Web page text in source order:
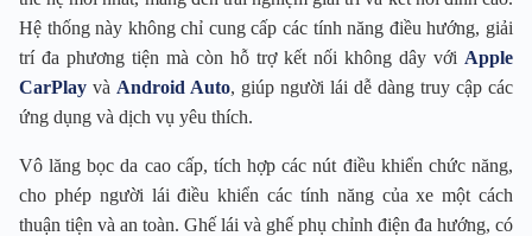
Hệ thống này không chỉ cung cấp các tính năng điều hướng, giải
trí đa phương tiện mà còn hỗ trợ kết nối không dây với Apple
CarPlay và Android Auto, giúp người lái dễ dàng truy cập các
ứng dụng và dịch vụ yêu thích.
Vô lăng bọc da cao cấp, tích hợp các nút điều khiển chức năng,
cho phép người lái điều khiển các tính năng của xe một cách
thuận tiện và an toàn. Ghế lái và ghế phụ chỉnh điện đa hướng, có